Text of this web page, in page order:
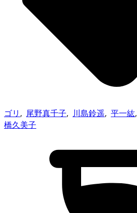
ゴリ , 尾野真千子, 川島鈴遥, 平一紘,
橋久美子